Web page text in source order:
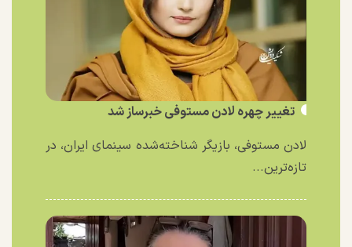
تغییر چهره لادن مستوفی خبرساز شد
لادن مستوفی، بازیگر شناخته‌شده سینمای ایران، در
تازه‌ترین...